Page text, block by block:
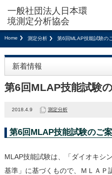
Home 測定分析 第6回MLAP技能試験の
新着情報
第6回MLAP技能試験
2018.4.9 測定分析
第6回MLAP技能試験のご
MLAP技能試験は、「ダイオキシ
基準」に基づくもので、ＭＬＡＰ